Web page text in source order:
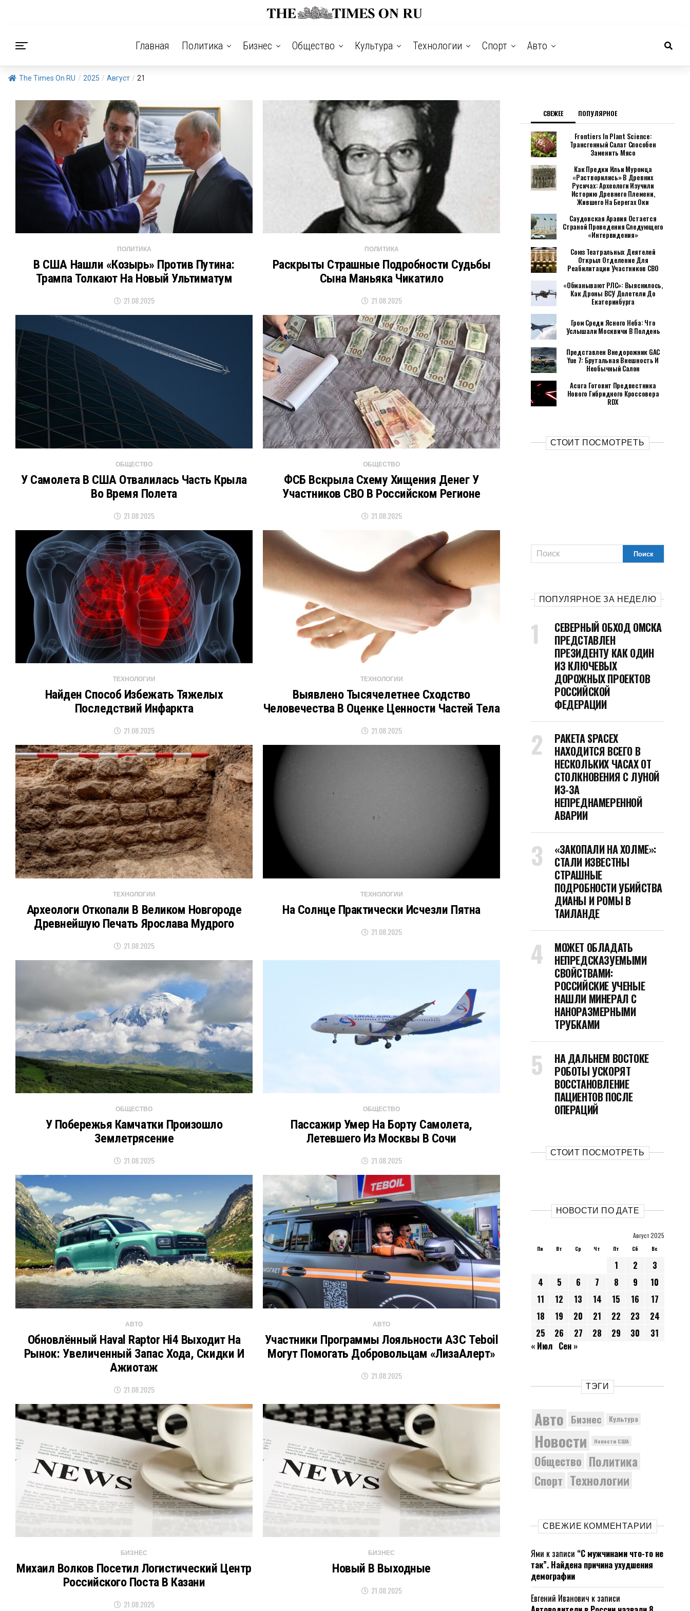
Главная Политика Бизнес Общество Культура Технологии Спорт Авто
The Times On RU / 2025 / Август / 21
ПОЛИТИКА
В США Нашли «козырь» Против Путина:
Трампа Толкают На Новый Ультиматум
21.08.2025
ПОЛИТИКА
Раскрыты Страшные Подробности Судьбы
Сына Маньяка Чикатило
21.08.2025
ОБЩЕСТВО
У Самолета В США Отвалилась Часть Крыла
Во Время Полета
21.08.2025
ОБЩЕСТВО
ФСБ Вскрыла Схему Хищения Денег У
Участников СВО В Российском Регионе
21.08.2025
ТЕХНОЛОГИИ
Найден Способ Избежать Тяжелых
Последствий Инфаркта
21.08.2025
ТЕХНОЛОГИИ
Выявлено Тысячелетнее Сходство
Человечества В Оценке Ценности Частей Тела
21.08.2025
ТЕХНОЛОГИИ
Археологи Откопали В Великом Новгороде
Древнейшую Печать Ярослава Мудрого
21.08.2025
ТЕХНОЛОГИИ
На Солнце Практически Исчезли Пятна
21.08.2025
ОБЩЕСТВО
У Побережья Камчатки Произошло
Землетрясение
21.08.2025
ОБЩЕСТВО
Пассажир Умер На Борту Самолета,
Летевшего Из Москвы В Сочи
21.08.2025
АВТО
Обновлённый Haval Raptor Hi4 Выходит На
Рынок: Увеличенный Запас Хода, Скидки И
Ажиотаж
21.08.2025
АВТО
Участники Программы Лояльности АЗС Teboil
Могут Помогать Добровольцам «ЛизаАлерт»
21.08.2025
БИЗНЕС
Михаил Волков Посетил Логистический Центр
Российского Поста В Казани
21.08.2025
БИЗНЕС
Новый В Выходные
21.08.2025
СВЕЖЕЕ ПОПУЛЯРНОЕ
Frontiers In Plant Science:
Трансгенный Салат Способен
Заменить Мясо
Как Предки Ильи Муромца
«растворились» В Древних
Русичах: Археологи Изучили
Историю Древнего Племени,
Жившего На Берегах Оки
Саудовская Аравия Остается
Страной Проведения Следующего
«Интервидения»
Союз Театральных Деятелей
Открыл Отделение Для
Реабилитации Участников СВО
«Обманывают РЛС»: Выяснилось,
Как Дроны ВСУ Долетели До
Екатеринбурга
Гром Среди Ясного Неба: Что
Услышали Москвичи В Полдень
Представлен Внедорожник GAC
Yue 7: Брутальная Внешность И
Необычный Салон
Acura Готовит Предвестника
Нового Гибридного Кроссовера
RDX
СТОИТ ПОСМОТРЕТЬ
ПОПУЛЯРНОЕ ЗА НЕДЕЛЮ
СЕВЕРНЫЙ ОБХОД ОМСКА
ПРЕДСТАВЛЕН
ПРЕЗИДЕНТУ КАК ОДИН
ИЗ КЛЮЧЕВЫХ
ДОРОЖНЫХ ПРОЕКТОВ
РОССИЙСКОЙ
ФЕДЕРАЦИИ
РАКЕТА SPACEX
НАХОДИТСЯ ВСЕГО В
НЕСКОЛЬКИХ ЧАСАХ ОТ
СТОЛКНОВЕНИЯ С ЛУНОЙ
ИЗ-ЗА
НЕПРЕДНАМЕРЕННОЙ
АВАРИИ
«ЗАКОПАЛИ НА ХОЛМЕ»:
СТАЛИ ИЗВЕСТНЫ
СТРАШНЫЕ
ПОДРОБНОСТИ УБИЙСТВА
ДИАНЫ И РОМЫ В
ТАИЛАНДЕ
МОЖЕТ ОБЛАДАТЬ
НЕПРЕДСКАЗУЕМЫМИ
СВОЙСТВАМИ:
РОССИЙСКИЕ УЧЕНЫЕ
НАШЛИ МИНЕРАЛ С
НАНОРАЗМЕРНЫМИ
ТРУБКАМИ
НА ДАЛЬНЕМ ВОСТОКЕ
РОБОТЫ УСКОРЯТ
ВОССТАНОВЛЕНИЕ
ПАЦИЕНТОВ ПОСЛЕ
ОПЕРАЦИЙ
СТОИТ ПОСМОТРЕТЬ
НОВОСТИ ПО ДАТЕ
Август 2025
Пн Вт Ср Чт Пт Сб Вс
1 2
3
4
5 6 7 8 9
10
11
12 13 14 15 16
17
18
19 20 21 22 23
24
25
26 27 28 29 30
31
« Июл Сен »
ТЭГИ
Авто Бизнес Культура
Новости Новости США
Общество Политика
Спорт Технологии
СВЕЖИЕ КОММЕНТАРИИ
Ями к записи “С мужчинами что-то не
так”. Найдена причина ухудшения
демографии
Евгений Иванович к записи